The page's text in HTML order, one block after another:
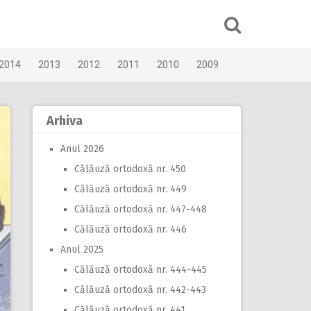
2013 2012 2011 2010 2009
Arhiva
Anul 2026
Călăuză ortodoxă nr. 450
Călăuză ortodoxă nr. 449
Călăuză ortodoxă nr. 447-448
Călăuză ortodoxă nr. 446
Anul 2025
Călăuză ortodoxă nr. 444-445
Călăuză ortodoxă nr. 442-443